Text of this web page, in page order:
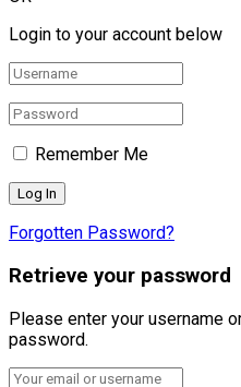
Login to your account below
Remember Me
Forgotten Password?
Retrieve your password
Please enter your username
password.